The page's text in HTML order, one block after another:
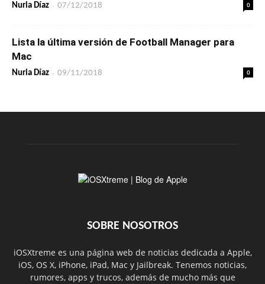
Nuria Díaz - 07/12/2018 0
Lista la última versión de Football Manager para
Mac
Nuria Díaz - 09/11/2018 0
SOBRE NOSOTROS
iOSXtreme es una página web de noticias dedicada a Apple,
iOS, OS X, iPhone, iPad, Mac y Jailbreak. Tenemos noticias,
rumores, apps y trucos, además de mucho más que